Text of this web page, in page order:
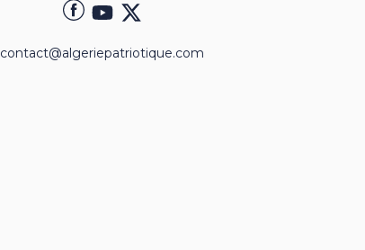
contact@algeriepatriotique.com